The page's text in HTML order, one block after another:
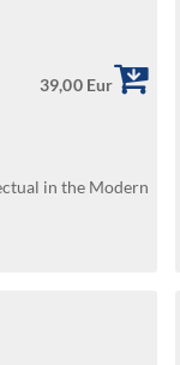
39,00 Eur
in the Modern